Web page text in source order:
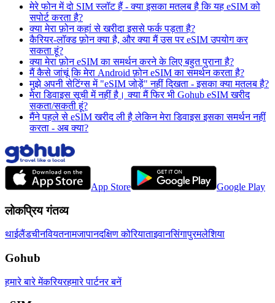
मेरे फोन में दो SIM स्लॉट हैं - क्या इसका मतलब है कि यह eSIM को
सपोर्ट करता है?
क्या मेरा फ़ोन कहां से खरीदा इससे फर्क पड़ता है?
कैरियर-लॉक्ड फ़ोन क्या है, और क्या मैं उस पर eSIM उपयोग कर
सकता हूं?
क्या मेरा फ़ोन eSIM का समर्थन करने के लिए बहुत पुराना है?
मैं कैसे जांचूं कि मेरा Android फ़ोन eSIM का समर्थन करता है?
मुझे अपनी सेटिंग्स में "eSIM जोड़ें" नहीं दिखता - इसका क्या मतलब है?
मेरा डिवाइस सूची में नहीं है। क्या मैं फिर भी Gohub eSIM खरीद
सकता/सकती हूं?
मैंने पहले से eSIM खरीद ली है लेकिन मेरा डिवाइस इसका समर्थन नहीं
करता - अब क्या?
App Store Google Play
लोकप्रिय गंतव्य
थाईलैंडचीनवियतनामजापानदक्षिण कोरियाताइवानसिंगापुरमलेशिया
Gohub
हमारे बारे मेंकरियरहमारे पार्टनर बनें